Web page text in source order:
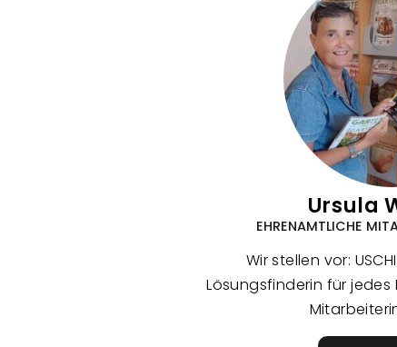
Ursula
EHRENAMTLICHE
Wir stellen vor:
Lösungsfinderin für